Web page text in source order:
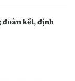
đoàn kết, định